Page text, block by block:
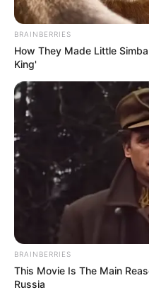
Daftar isi
BRAINBERRIES
How They Made Little
King'
BRAINBERRIES
This Movie Is The Main
Russia